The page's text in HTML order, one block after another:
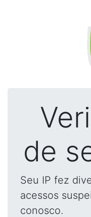
de
Seu IP fez
acessos
conosco.